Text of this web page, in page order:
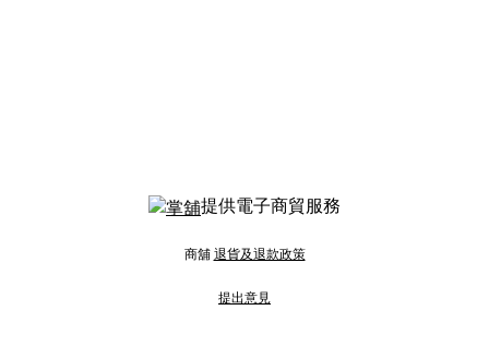
提供電子商貿服務
商舖 退貨及退款政策
提出意見